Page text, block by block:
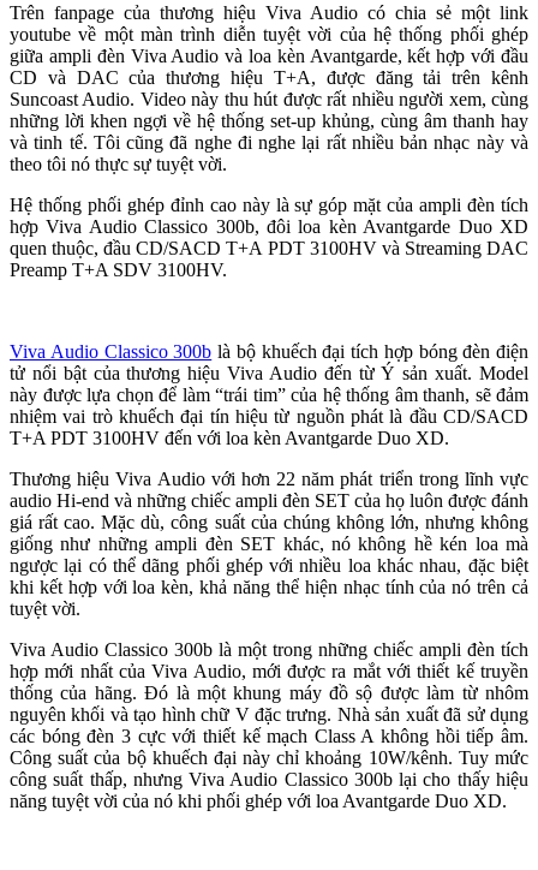
Trên fanpage của thương hiệu Viva Audio có chia sẻ một link
youtube về một màn trình diễn tuyệt vời của hệ thống phối ghép
giữa ampli đèn Viva Audio và loa kèn Avantgarde, kết hợp với đầu
CD và DAC của thương hiệu T+A, được đăng tải trên kênh
Suncoast Audio. Video này thu hút được rất nhiều người xem, cùng
những lời khen ngợi về hệ thống set-up khủng, cùng âm thanh hay
và tinh tế. Tôi cũng đã nghe đi nghe lại rất nhiều bản nhạc này và
theo tôi nó thực sự tuyệt vời.
Hệ thống phối ghép đỉnh cao này là sự góp mặt của ampli đèn tích
hợp Viva Audio Classico 300b, đôi loa kèn Avantgarde Duo XD
quen thuộc, đầu CD/SACD T+A PDT 3100HV và Streaming DAC
Preamp T+A SDV 3100HV.
Viva Audio Classico 300b là bộ khuếch đại tích hợp bóng đèn điện
tử nổi bật của thương hiệu Viva Audio đến từ Ý sản xuất. Model
này được lựa chọn để làm “trái tim” của hệ thống âm thanh, sẽ đảm
nhiệm vai trò khuếch đại tín hiệu từ nguồn phát là đầu CD/SACD
T+A PDT 3100HV đến với loa kèn Avantgarde Duo XD.
Thương hiệu Viva Audio với hơn 22 năm phát triển trong lĩnh vực
audio Hi-end và những chiếc ampli đèn SET của họ luôn được đánh
giá rất cao. Mặc dù, công suất của chúng không lớn, nhưng không
giống như những ampli đèn SET khác, nó không hề kén loa mà
ngược lại có thể dãng phối ghép với nhiều loa khác nhau, đặc biệt
khi kết hợp với loa kèn, khả năng thể hiện nhạc tính của nó trên cả
tuyệt vời.
Viva Audio Classico 300b là một trong những chiếc ampli đèn tích
hợp mới nhất của Viva Audio, mới được ra mắt với thiết kế truyền
thống của hãng. Đó là một khung máy đồ sộ được làm từ nhôm
nguyên khối và tạo hình chữ V đặc trưng. Nhà sản xuất đã sử dụng
các bóng đèn 3 cực với thiết kế mạch Class A không hồi tiếp âm.
Công suất của bộ khuếch đại này chỉ khoảng 10W/kênh. Tuy mức
công suất thấp, nhưng Viva Audio Classico 300b lại cho thấy hiệu
năng tuyệt vời của nó khi phối ghép với loa Avantgarde Duo XD.